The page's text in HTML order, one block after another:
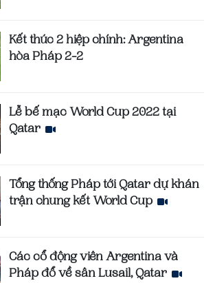
Kết thúc 2 hiệp chính: Argentina
hòa Pháp 2-2
Lễ bế mạc World Cup 2022 tại
Qatar
Tổng thống Pháp tới Qatar dự khán
trận chung kết World Cup
Các cổ động viên Argentina và
Pháp đổ về sân Lusail, Qatar